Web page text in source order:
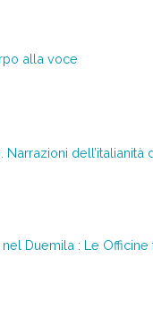
alla voce
Narrazioni
Duemila : Le